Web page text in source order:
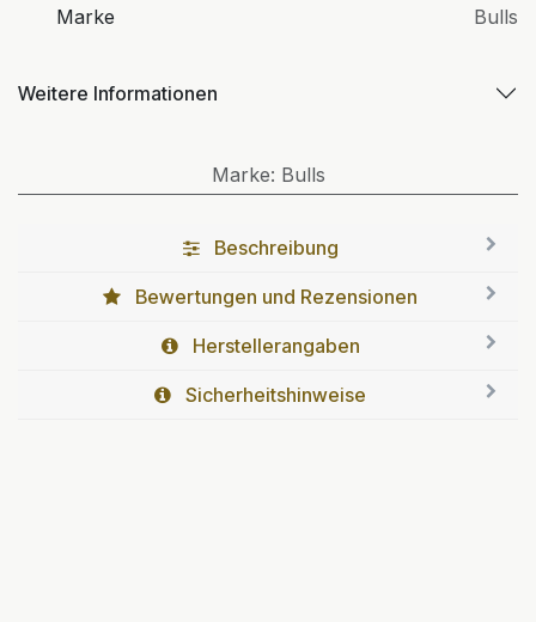
Marke
Bulls
Weitere Informationen
Marke: Bulls
Beschreibung
Bewertungen und Rezensionen
Herstellerangaben
Sicherheitshinweise